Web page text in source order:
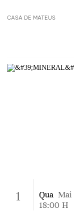
CASA DE MATEUS
1 Qua Mai
18:00 H